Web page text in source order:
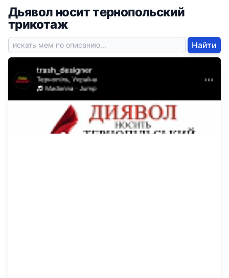
Дьявол носит тернопольский
трикотаж
Найти